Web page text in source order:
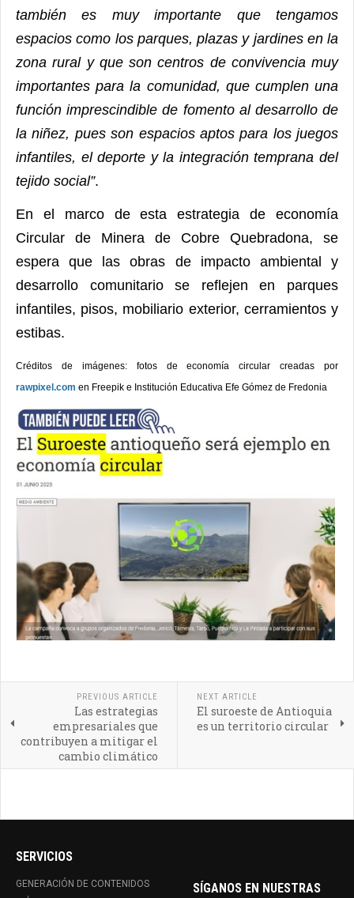
también es muy importante que tengamos
espacios como los parques, plazas y jardines en la
zona rural y que son centros de convivencia muy
importantes para la comunidad, que cumplen una
función imprescindible de fomento al desarrollo de
la niñez, pues son espacios aptos para los juegos
infantiles, el deporte y la integración temprana del
tejido social”.
En el marco de esta estrategia de economía
Circular de Minera de Cobre Quebradona, se
espera que las obras de impacto ambiental y
desarrollo comunitario se reflejen en parques
infantiles, pisos, mobiliario exterior, cerramientos y
estibas.
Créditos de imágenes: fotos de economía circular creadas por
rawpixel.com en Freepik e Institución Educativa Efe Gómez de Fredonia
PREVIOUS ARTICLE
Las estrategias
empresariales que
contribuyen a mitigar el
cambio climático
NEXT ARTICLE
El suroeste de Antioquia
es un territorio circular
SERVICIOS
GENERACIÓN DE CONTENIDOS
SÍGANOS EN NUESTRAS